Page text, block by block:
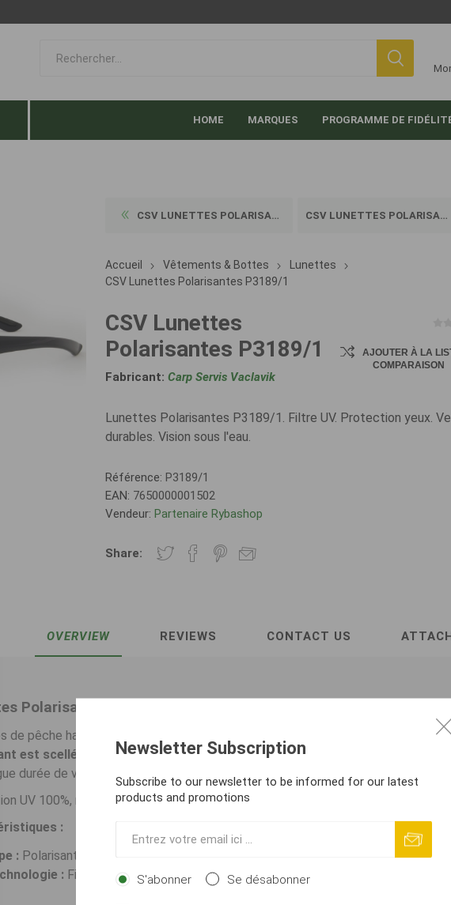
HOME MARQUES PROGRAMME DE
CSV LUNETTES POLARISANTES I... CSV LUNETTES POLARISANTES P...
Accueil Vêtements & Bottes
Lunettes
CSV Lunettes Polarisantes P3189/1
CSV Lunettes
Polarisantes P3189/1
Fabricant: Carp Servis Vaclavik
AJOUTER À LA
COMPARAISON
Lunettes Polarisantes P3189/1. Filtre UV. Protection yeux.
durables. Vision sous l'eau.
Référence: P3189/1
EAN: 7650000001502
Vendeur: Partenaire Rybashop
Share:
OVERVIEW REVIEWS CONTACT US
Polarisantes P3189/1
de pêche haute qualité éliminant les reflets. Fabriquées par une méthode
est scellé entre deux verres trempés. Cela assure une protection
durée de vie.
UV 100%, réduction de la fatigue oculaire. Idéal pêche et conduite.
:
: Polarisant.
: Filtre encapsulé.
Newsletter Subscription
Subscribe to our newsletter to be informed for our latest
products and promotions
S'abonner Se désabonner